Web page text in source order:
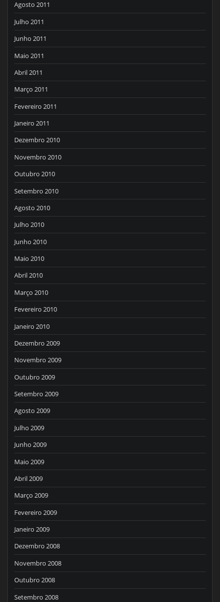
Agosto 2011
Julho 2011
Junho 2011
Maio 2011
Abril 2011
Março 2011
Fevereiro 2011
Janeiro 2011
Dezembro 2010
Novembro 2010
Outubro 2010
Setembro 2010
Agosto 2010
Julho 2010
Junho 2010
Maio 2010
Abril 2010
Março 2010
Fevereiro 2010
Janeiro 2010
Dezembro 2009
Novembro 2009
Outubro 2009
Setembro 2009
Agosto 2009
Julho 2009
Junho 2009
Maio 2009
Abril 2009
Março 2009
Fevereiro 2009
Janeiro 2009
Dezembro 2008
Novembro 2008
Outubro 2008
Setembro 2008